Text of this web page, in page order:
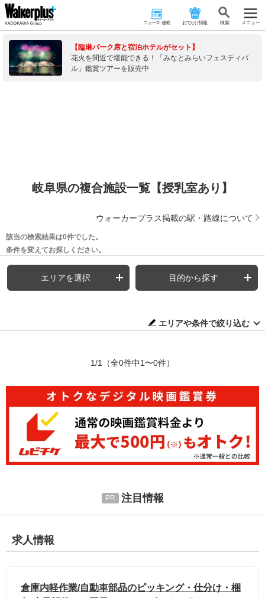
ニュース･連載 おでかけ情報 検 索 メニュー
【臨港パーク席と宿泊ホテルがセット】
花火を間近で堪能できる！「みなとみらいフェスティバ
ル」鑑賞ツアーを販売中
岐阜県の複合施設一覧【授乳室あり】
ウォーカープラス掲載の駅・路線について
該当の検索結果は0件でした。
条件を変えてお探しください。
エリアを選択 目的から探す
エリアや条件で絞り込む
1/1 （全0件中1〜0件）
注目情報
求人情報
倉庫内軽作業/自動車部品のピッキング・仕分け・梱